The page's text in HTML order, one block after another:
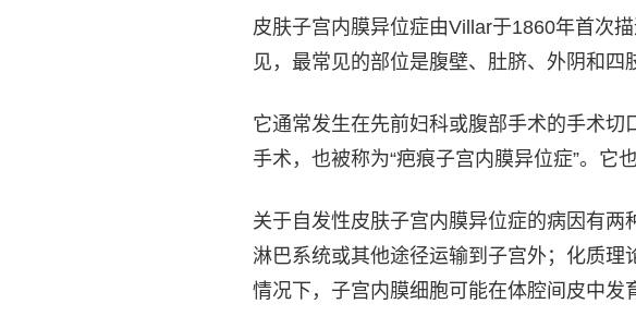
皮肤子宫内膜异位症由Villar于1860年首次
见，最常见的部位是腹壁、肚脐、外阴和四
它通常发生在先前妇科或腹部手术的手术
手术，也被称为“疤痕子宫内膜异位症”。它
关于自发性皮肤子宫内膜异位症的病因有
淋巴系统或其他途径运输到子宫外；化质
情况下，子宫内膜细胞可能在体腔间皮中发